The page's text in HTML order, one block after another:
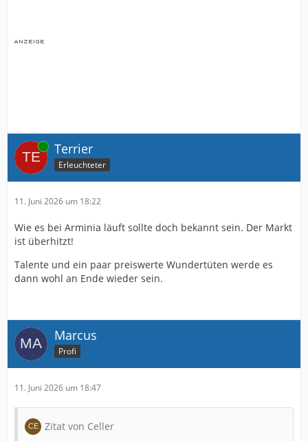
Online Terrier
Erleuchteter
11. Juni 2026 um 18:22
Wie es bei Arminia läuft sollte doch bekannt sein. Der Markt
ist überhitzt!
Talente und ein paar preiswerte Wundertüten werde es
dann wohl an Ende wieder sein.
Marcus
Profi
11. Juni 2026 um 18:47
Zitat von Celler